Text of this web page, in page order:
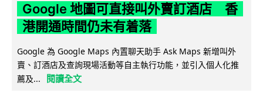
Google 地圖可直接叫外賣訂酒店 香
港開通時間仍未有着落
Google 為 Google Maps 內置聊天助手 Ask Maps 新增叫外
賣、訂酒店及查詢現場活動等自主執行功能，並引入個人化推
薦及...
閱讀全文